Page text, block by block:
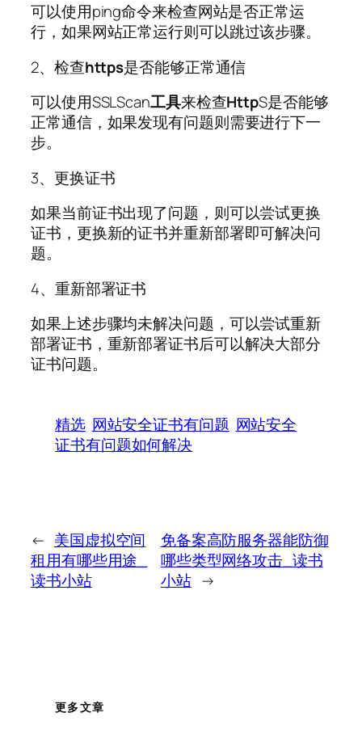
可以使用ping命令来检查网站是否正常运
行，如果网站正常运行则可以跳过该步骤。
2、检查https是否能够正常通信
可以使用SSLScan工具来检查HttpS是否能够
正常通信，如果发现有问题则需要进行下一
步。
3、更换证书
如果当前证书出现了问题，则可以尝试更换
证书，更换新的证书并重新部署即可解决问
题。
4、重新部署证书
如果上述步骤均未解决问题，可以尝试重新
部署证书，重新部署证书后可以解决大部分
证书问题。
精选 网站安全证书有问题 网站安全
证书有问题如何解决
← 美国虚拟空间
租用有哪些用途_
读书小站
免备案高防服务器能防御
哪些类型网络攻击_读书
小站 →
更多文章